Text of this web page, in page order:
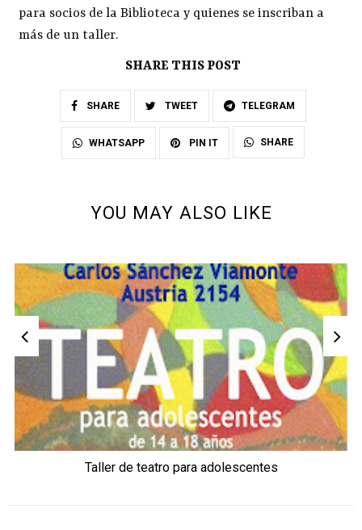
para socios de la Biblioteca y quienes se inscriban a
más de un taller.
SHARE THIS POST
SHARE TWEET TELEGRAM
WHATSAPP PIN IT SHARE
YOU MAY ALSO LIKE
Taller de teatro para adolescentes